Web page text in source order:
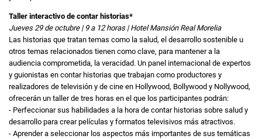
Taller interactivo de contar historias*
Jueves 29 de octubre | 9 a 12 horas | Hotel Mansión Real Morelia
Las historias que tratan temas como la salud, el desarrollo sostenible u
otros temas relacionados tienen como clave, para mantener a la
audiencia comprometida, la veracidad. Un panel internacional de expertos
y guionistas en contar historias que trabajan como productores y
realizadores de televisión y de cine en Hollywood, Bollywood y Nollywood,
ofrecerán un taller de tres horas en el que los participantes podrán:
- Perfeccionar sus habilidades a la hora de contar historias sobre salud y
desarrollo para crear películas y formatos televisivos más atractivos.
- Aprender a seleccionar los aspectos más importantes de sus temáticas